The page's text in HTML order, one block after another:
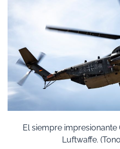
El siempre impresionante
Luftwaffe.